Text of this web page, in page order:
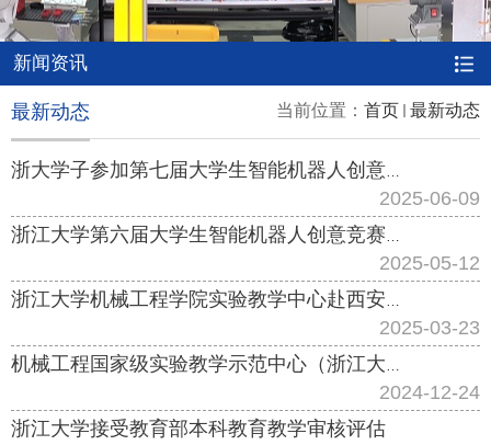
新闻资讯
当前位置： 首页 最新动态
最新动态
浙大学子参加第七届大学生智能机器人创意竞赛主题三线上选拔赛
2025-06-09
浙江大学第六届大学生智能机器人创意竞赛成功举行
2025-05-12
浙江大学机械工程学院实验教学中心赴西安开展实验教学交流调研
2025-03-23
机械工程国家级实验教学示范中心（浙江大学）2024年教学指导委员会年度工作会议召开
2024-12-24
浙江大学接受教育部本科教育教学审核评估